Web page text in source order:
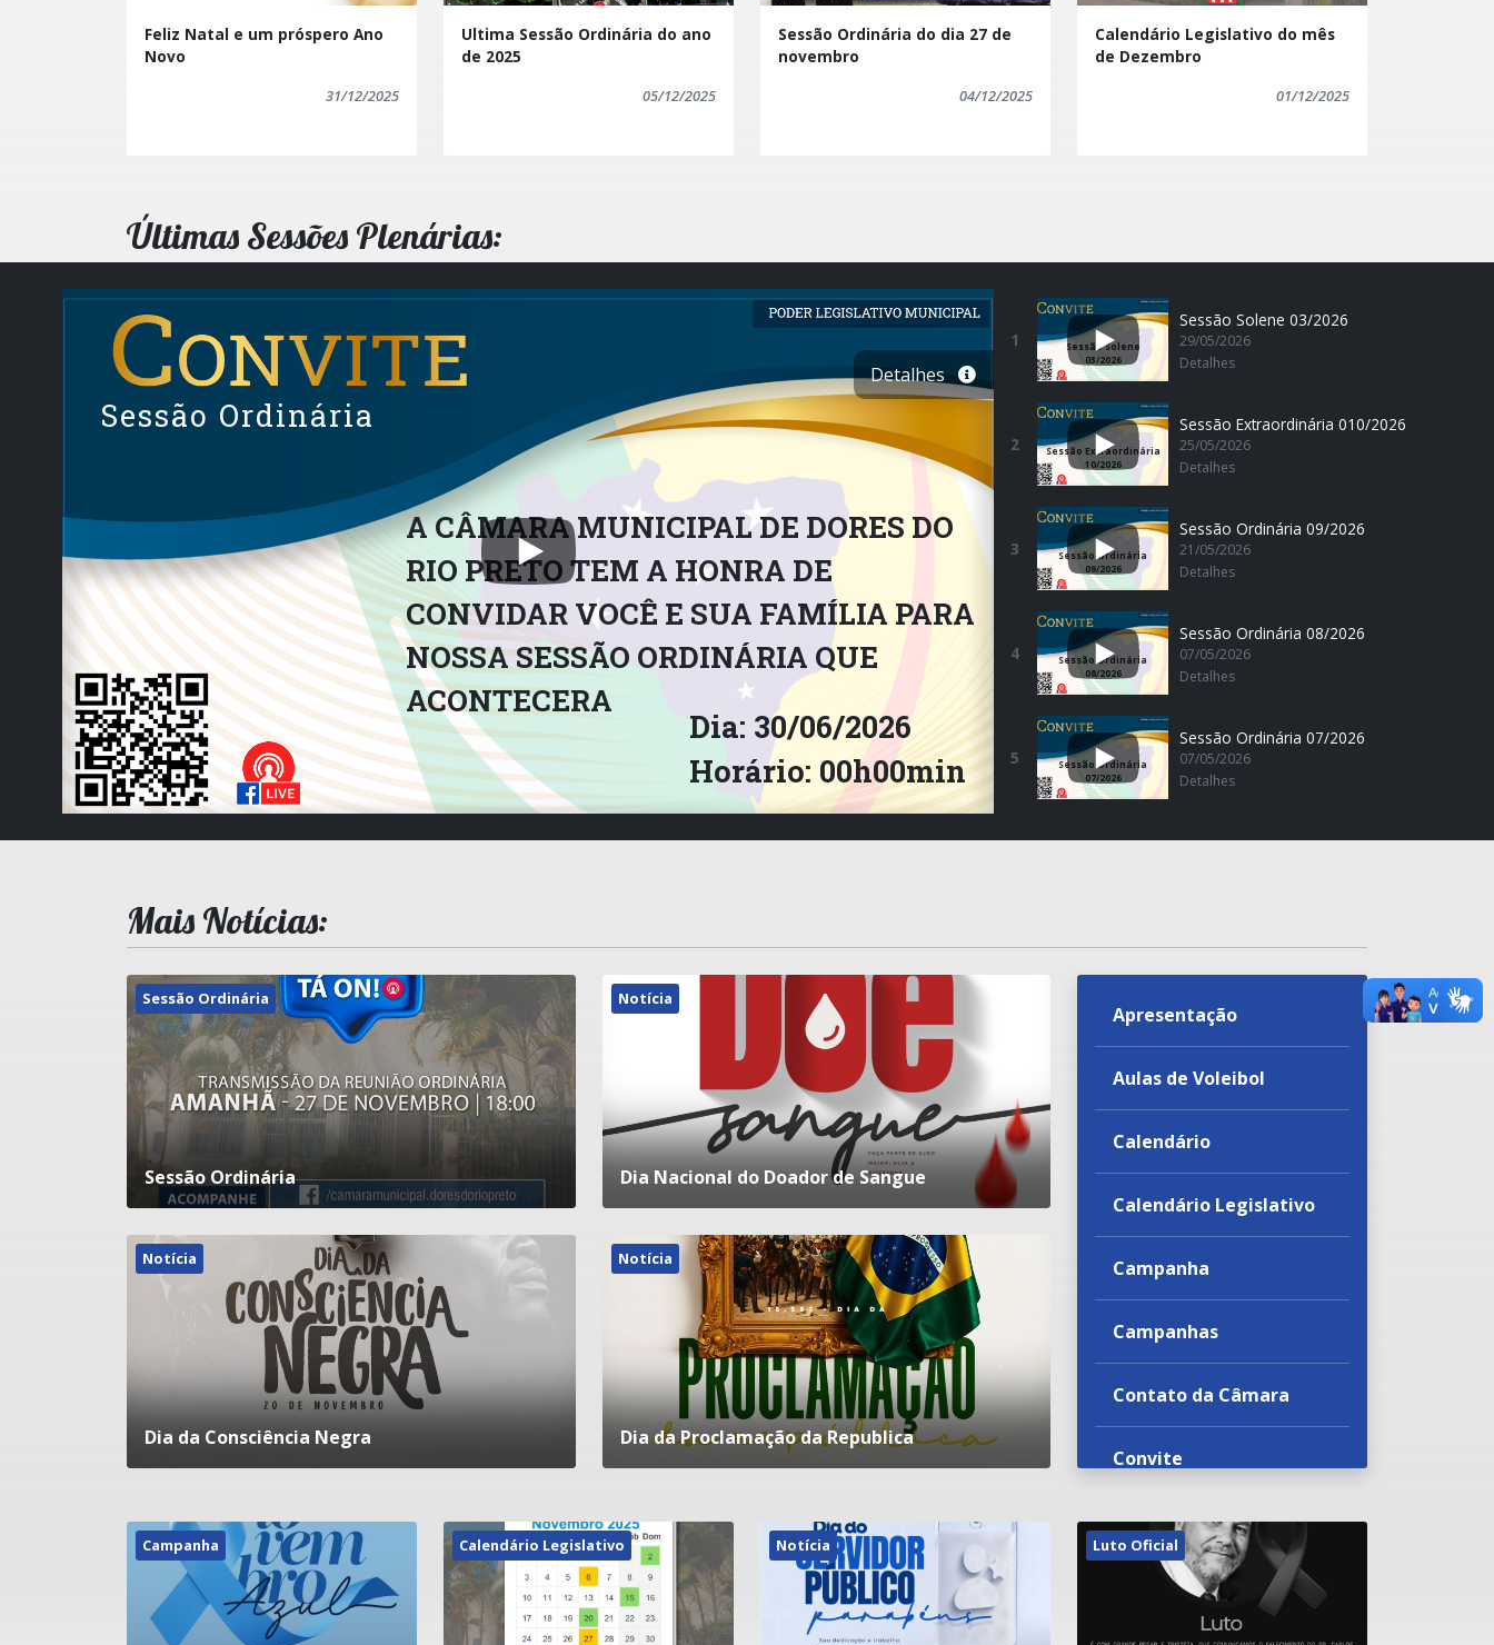
Feliz Natal e um próspero Ano
Novo
31/12/2025
Ultima Sessão Ordinária do ano
de 2025
05/12/2025
Sessão Ordinária do dia 27 de
novembro
04/12/2025
Calendário Legislativo do mês
de Dezembro
01/12/2025
Últimas Sessões Plenárias:
Detalhes
Sessão Ordinária
A CÂMARA MUNICIPAL DE DORES DO
RIO PRETO TEM A HONRA DE
CONVIDAR VOCÊ E SUA FAMÍLIA PARA
NOSSA SESSÃO ORDINÁRIA QUE
ACONTECERA
Dia: 30/06/2026
Horário: 00h00min
1
Sessão Solene
03/2026
Sessão Solene 03/2026
29/05/2026
Detalhes
2
Sessão Extraordinária
10/2026
Sessão Extraordinária 010/2026
25/05/2026
Detalhes
3
Sessão Ordinária
09/2026
Sessão Ordinária 09/2026
21/05/2026
Detalhes
4
Sessão Ordinária
08/2026
Sessão Ordinária 08/2026
07/05/2026
Detalhes
5
Sessão Ordinária
07/2026
Sessão Ordinária 07/2026
07/05/2026
Detalhes
Mais Notícias:
Sessão Ordinária
Sessão Ordinária
Notícia
Dia Nacional do Doador de Sangue
Notícia
Dia da Consciência Negra
Notícia
Dia da Proclamação da Republica
Apresentação
Aulas de Voleibol
Calendário
Calendário Legislativo
Campanha
Campanhas
Contato da Câmara
Convite
Corrida
Cotação
Campanha Calendário Legislativo Notícia Luto Oficial